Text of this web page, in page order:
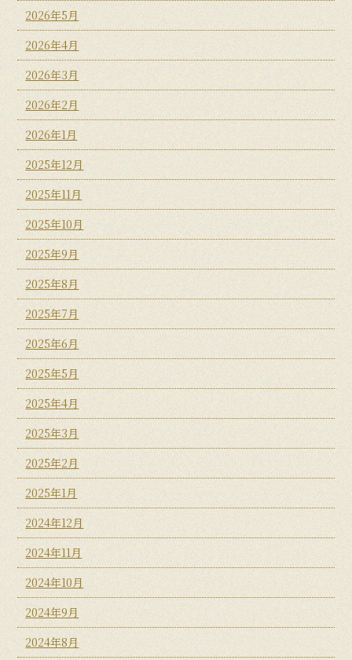
2026年5月
2026年4月
2026年3月
2026年2月
2026年1月
2025年12月
2025年11月
2025年10月
2025年9月
2025年8月
2025年7月
2025年6月
2025年5月
2025年4月
2025年3月
2025年2月
2025年1月
2024年12月
2024年11月
2024年10月
2024年9月
2024年8月